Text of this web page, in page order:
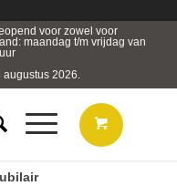
voor zowel voor
maandag t/m vrijdag van
augustus 2026.